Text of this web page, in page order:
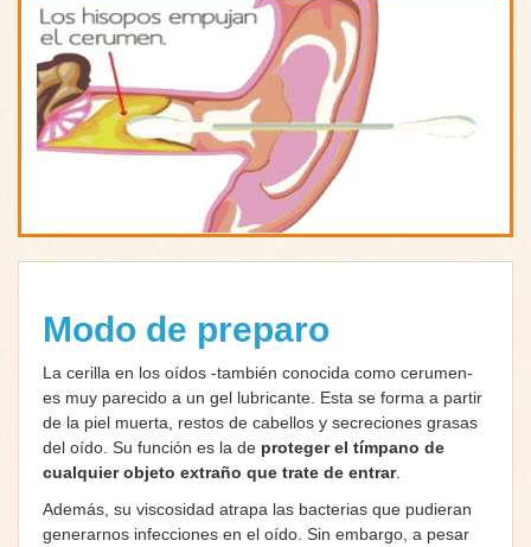
Modo de preparo
La cerilla en los oídos -también conocida como cerumen-
es muy parecido a un gel lubricante. Esta se forma a partir
de la piel muerta, restos de cabellos y secreciones grasas
del oído. Su función es la de proteger el tímpano de
cualquier objeto extraño que trate de entrar.
Además, su viscosidad atrapa las bacterias que pudieran
generarnos infecciones en el oído. Sin embargo, a pesar